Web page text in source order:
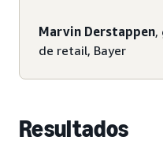
Marvin Derstappen,
de retail, Bayer
Resultados